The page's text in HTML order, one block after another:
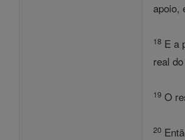
apoio,
18 E a
real
19 O
20